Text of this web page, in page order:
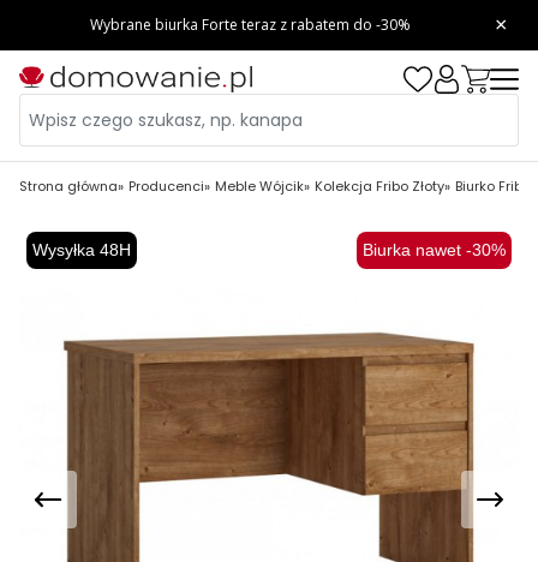
Strona główna Producenci Meble Wójcik Kolekcja Fribo Złoty Biurko Fribo
Wysyłka 48H Biurka nawet -30%